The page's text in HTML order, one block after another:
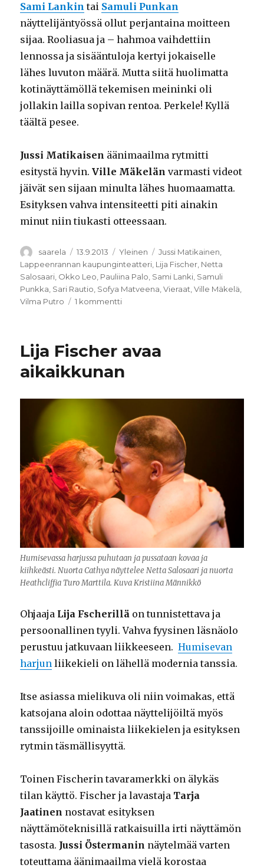
Sami Lankin tai Samuli Punkan
näyttelijäntyössä ollut perjantaina moitteen
sijaa. Rooliasua ja – hahmoa vaihdettiin
lennossa ja sisääntuloja kertyi jokaiselle
lähes luvuton määrä. Mutta siitä huolimatta
kotinäyttämöllä tekemisen meininki oli
jollakin lailla sopivan rentoa. Perkele! Kyllä
täältä pesee.
Jussi Matikaisen äänimaailma rytmitti
esitystä hyvin.Ville Mäkelän varmasti videot
jäivät sen sijaan minulta lähes huomaamatta.
Esityksen vahva intensiteetti piti ainakin
minut niin tiukasti otteessaan.
Kirjoittaja
saarela Julkaistu
13.9.2013 Kategoriat
Yleinen Avainsanat
Jussi Matikainen
Lappeenrannan kaupunginteatteri Lija Fischer Netta
Salosaari Okko Leo Pauliina Palo Sami Lanki Samuli
Punkka Sari Rautio Sofya Matveena ,Vieraat ,Ville Mäkelä
Vilma Putro
1 kommenttiartikkeliin
Lija Fischer avaa
aikaikkunan
Humisevassa harjussa puhutaan ja pussataan kovaa ja
kiihkeästi. Nuorta Cathya näyttelee Netta Salosaari ja nuorta
Heathcliffia Turo Marttila. Kuva Kristiina Männikkö
Ohjaaja Lija Fscherillä on tunnistettava ja
persoonallinen tyyli. Vahva fyysinen läsnäolo
perustuu jatkuvaan liikkeeseen.Humisevan
harjun liikekieli on lähellä modernia tanssia.
Itse asiassa mielikuva oli niin voimakas, että
katsojana aloin odottaa näyttelijöiltä myös
tanssijoille ominaista liikekielen ja esityksen
rytmin täsmällisyyttä.
Toinen Fischerin tavaramerkki on älykäs
tilan käyttö. Fischer ja lavastaja Tarja
Jaatinen nostavat esityksen
näyttämöteknisillä ratkaisuilla irti näyttämön
tasosta. Jussi Östermanin näytelmää varten
toteuttama äänimaailma vielä korostaa